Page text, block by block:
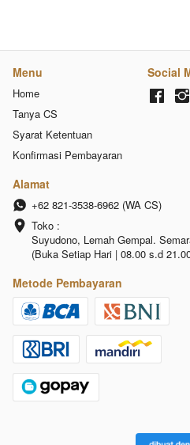
Menu
Home
Tanya CS
Syarat Ketentuan
Konfirmasi Pembayaran
Social
Alamat
+62 821-3538-6962 (WA CS)
Toko :
Suyudono, Lemah Gempal.
(Buka Setiap Hari | 08.00 s.d
Metode Pembayaran